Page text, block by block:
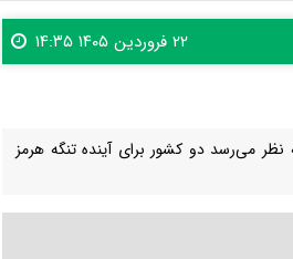
۲۲ فروردین ۱۴۰۵ ۱۴:۳۵
نظر می‌رسد دو کشور برای آینده تنگه هرمز